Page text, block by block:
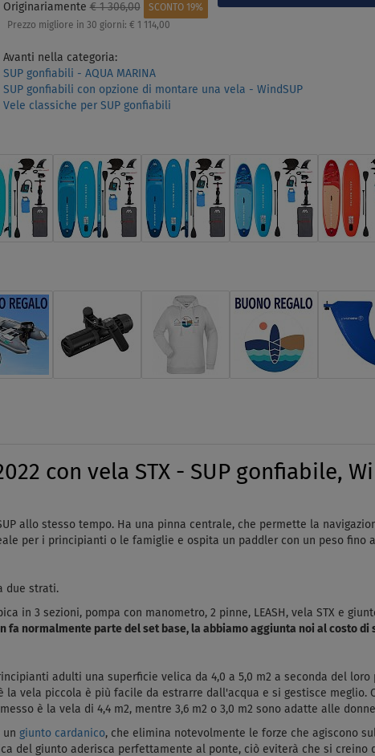
Originariamente€ 1 306,00
SCONTO 19%
Prezzo migliore in 30 giorni:€ 1 114,00
Avanti nella categoria:
SUP gonfiabili - AQUA MARINA
SUP gonfiabili con opzione di montare una vela - WindSUP
Vele classiche per SUP gonfiabili
con vela STX - SUP gonfiabile,
allo stesso tempo. Ha una pinna centrale, che permette la
per i principianti o le famiglie e ospita un paddler con un peso fino a
due strati.
in 3 sezioni, pompa con manometro, 2 pinne, LEASH, vela STX e
fa normalmente parte del set base, la abbiamo aggiunta noi al costo di
adulti una superficie velica da 4,0 a 5,0 m2 a seconda del loro
vela piccola è più facile da estrarre dall'acqua e si gestisce meglio.
è la vela di 4,4 m2, mentre 3,6 m2 o 3,0 m2 sono adatte alle
un giunto cardanico, che elimina notevolmente le forze che agiscono
del giunto aderisca perfettamente al ponte, ciò eviterà che si